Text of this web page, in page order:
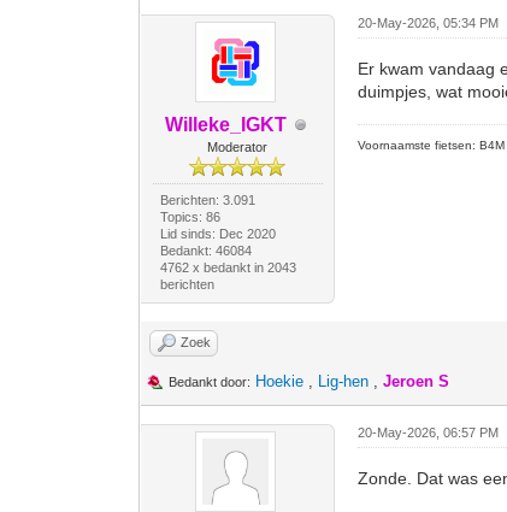
Willeke_IGKT
Moderator
Berichten: 3.091
Topics: 86
Lid sinds: Dec 2020
Bedankt: 46084
4762 x bedankt in 2043
berichten
20-May-2026, 05:34 PM
Er kwam vandaag
duimpjes, wat
Voornaamste fietsen:
Zoek
Bedankt door: Hoekie , Lig-hen ,Jeroen S
20-May-2026, 06:57 PM
Zonde. Dat was